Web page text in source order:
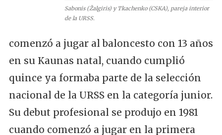
Sabonis (Žalgiris) y Tkachenko (CSKA), pareja interior
de la URSS.
comenzó a jugar al baloncesto con 13 años
en su Kaunas natal, cuando cumplió
quince ya formaba parte de la selección
nacional de la URSS en la categoría junior.
Su debut profesional se produjo en 1981
cuando comenzó a jugar en la primera